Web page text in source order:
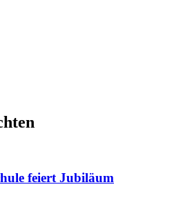
feiert Jubiläum